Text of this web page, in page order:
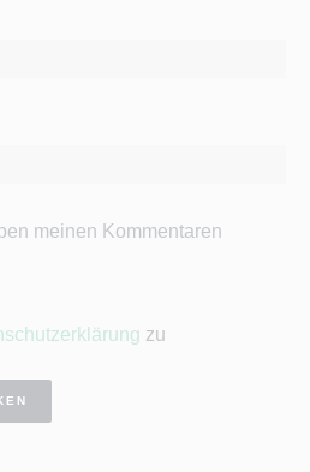
meinen Kommentaren
zu